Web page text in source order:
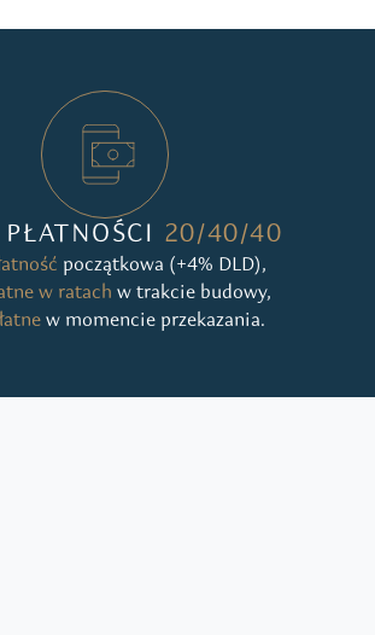
20/40/40
początkowa (+4% DLD),
w ratach w trakcie budowy,
w momencie przekazania.